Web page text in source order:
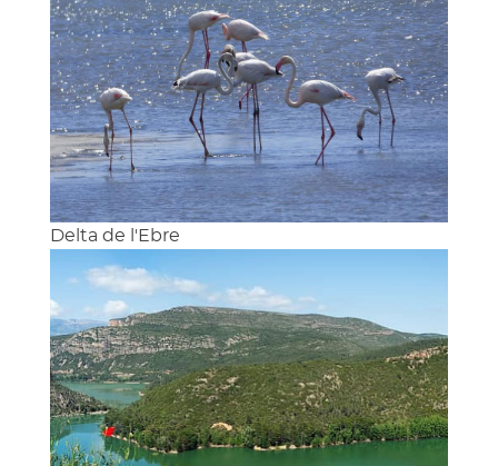
Delta de l'Ebre